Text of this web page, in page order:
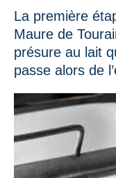
La première
Maure de
présure au lait
passe alors de